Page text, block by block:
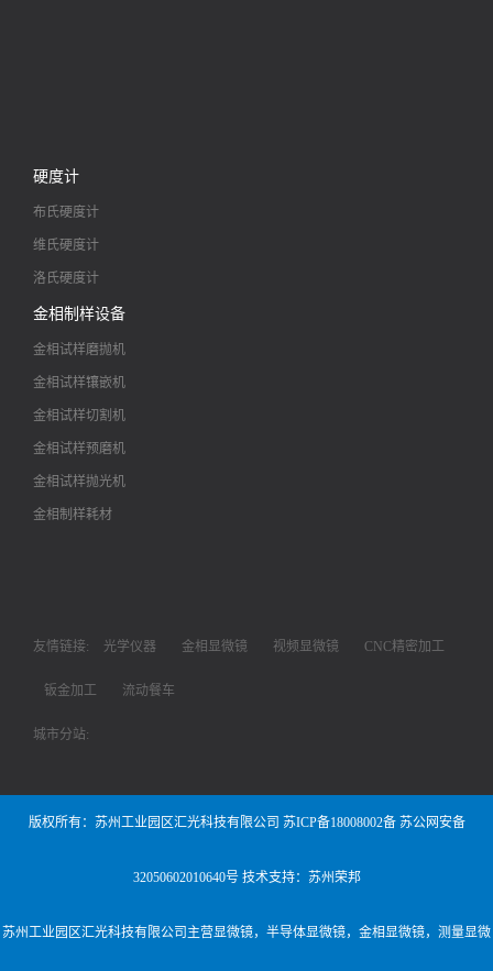
硬度计
布氏硬度计
维氏硬度计
洛氏硬度计
金相制样设备
金相试样磨抛机
金相试样镶嵌机
金相试样切割机
金相试样预磨机
金相试样抛光机
金相制样耗材
友情链接: 光学仪器 金相显微镜 视频显微镜 CNC精密加工
钣金加工 流动餐车
城市分站:
版权所有：苏州工业园区汇光科技有限公司 苏ICP备18008002备 苏公网安备
32050602010640号 技术支持：苏州荣邦
苏州工业园区汇光科技有限公司主营显微镜， 半导体显微镜， 金相显微镜， 测量显微